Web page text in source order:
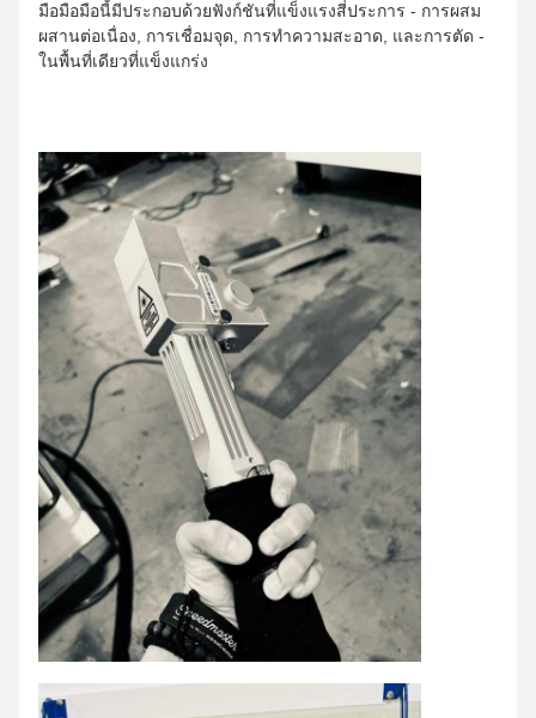
มือมือมือนี้มีประกอบด้วยฟังก์ชันที่แข็งแรงสี่ประการ - การผสม
ผสานต่อเนื่อง, การเชื่อมจุด, การทําความสะอาด, และการตัด -
ในพื้นที่เดียวที่แข็งแกร่ง